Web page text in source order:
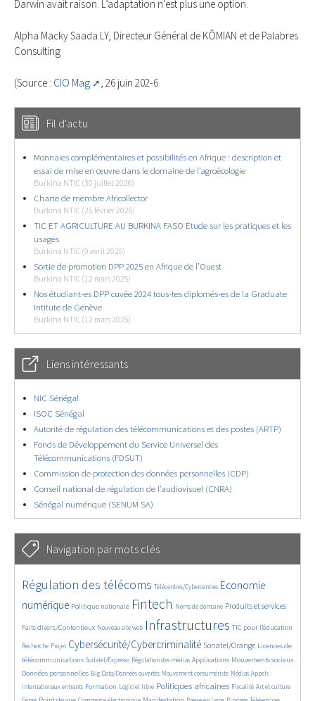
Darwin avait raison. L’adaptation n’est plus une option.
Alpha Macky Saada LY, Directeur Général de KÔMIAN et de Palabres
Consulting
(Source : CIO Mag , 26 juin 202-6
Fil d'actu
Monnaies complémentaires et possibilités en Afrique : description et
essai de mise en œuvre dans le domaine de l’agroécologie
Burkina NTIC (30 juillet 2026)
Charte de membre Africollector
Burkina NTIC (25 février 2026)
TIC ET AGRICULTURE AU BURKINA FASO Étude sur les pratiques et les
usages
Burkina NTIC (9 avril 2025)
Sortie de promotion DPP 2025 en Afrique de l’Ouest
Burkina NTIC (12 mars 2025)
Nos étudiant-es DPP cuvée 2024 tous-tes diplomés-es de la Graduate
Intitute de Genève
Burkina NTIC (12 mars 2025)
Liens intéressants
NIC Sénégal
ISOC Sénégal
Autorité de régulation des télécommunications et des postes (ARTP)
Fonds de Développement du Service Universel des
Télécommunications (FDSUT)
Commission de protection des données personnelles (CDP)
Conseil national de régulation de l’audiovisuel (CNRA)
Sénégal numérique (SENUM SA)
Navigation par mots clés
4657/5713
Régulation des télécoms
364/5713 Télécentres/Cybercentres
3781/5713
Economie
numérique
1877/5713 Politique nationale
5200/5713 Fintech
686/5713 Noms de domaine
2467/5713 Produits et services
1616/5713
Faits divers/Contentieux Nouveau site web Infrastructures TIC pour l’éducation
Recherche
247/5713Projet
3633/5713 Cybersécurité/Cybercriminalité
2323/5713 Sonatel/Orange
1629/5713
Licences de
télécommunications
299/5713 Sudatel/Expresso
1019/5713 Régulation des médias
1526/5713 Applications
1232/5713 Mouvements sociaux
1670/5713
Données personnelles
146/5713 Big Data/Données ouvertes
626/5713 Mouvement consumériste
366/5713 Médias
751/5713
Appels
internationaux entrants
1760/5713 Formation
94/5713 Logiciel libre
2634/5713 Politiques africaines
1114/5713 Fiscalité
175/5713 Art et culture
649/5713